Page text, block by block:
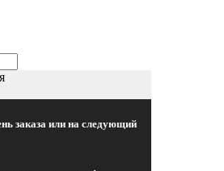
заказа или на следующий